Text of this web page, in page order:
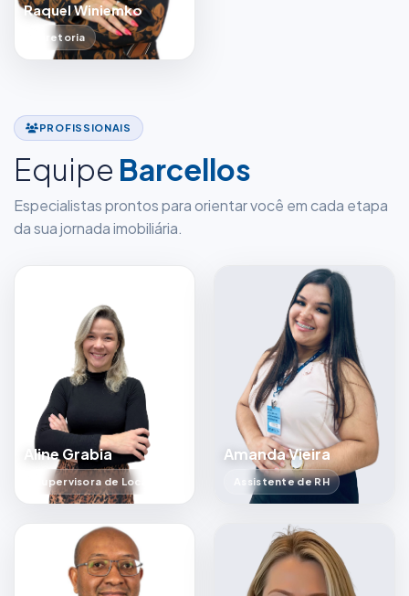
Raquel Winiemko
Diretoria
PROFISSIONAIS
Equipe Barcellos
Especialistas prontos para orientar você em cada etapa
da sua jornada imobiliária.
Aline Grabia
Supervisora de Locações
Amanda Vieira
Assistente de RH